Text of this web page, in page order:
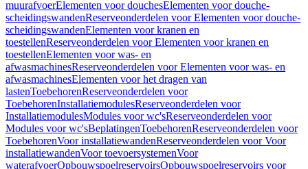
muurafvoerElementen voor douchesElementen voor douche-
scheidingswandenReserveonderdelen voor Elementen voor douche-
scheidingswandenElementen voor kranen en
toestellenReserveonderdelen voor Elementen voor kranen en
toestellenElementen voor was- en
afwasmachinesReserveonderdelen voor Elementen voor was- en
afwasmachinesElementen voor het dragen van
lastenToebehorenReserveonderdelen voor
ToebehorenInstallatiemodulesReserveonderdelen voor
InstallatiemodulesModules voor wc'sReserveonderdelen voor
Modules voor wc'sBeplatingenToebehorenReserveonderdelen voor
ToebehorenVoor installatiewandenReserveonderdelen voor Voor
installatiewandenVoor toevoersystemenVoor
waterafvoerOpbouwspoelreservoirsOpbouwspoelreservoirs voor